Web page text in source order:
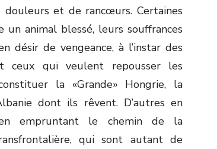
et de rancœurs. Certaines
animal blessé, leurs souffrances
désir de vengeance, à l’instar des
ceux qui veulent repousser les
la «Grande» Hongrie, la
dont ils rêvent. D’autres en
empruntant le chemin de la
qui sont autant de